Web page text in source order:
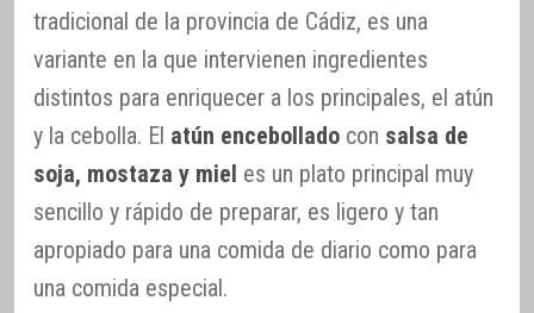
tradicional de la provincia de Cádiz, es una
variante en la que intervienen ingredientes
distintos para enriquecer a los principales, el atún
y la cebolla. El atún encebollado con salsa de
soja, mostaza y miel es un plato principal muy
sencillo y rápido de preparar, es ligero y tan
apropiado para una comida de diario como para
una comida especial.